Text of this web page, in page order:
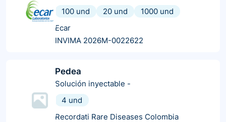
100 und
20 und
1000 und
Ecar
INVIMA 2026M-0022622
Pedea
Solución inyectable -
4 und
Recordati Rare Diseases Colombia